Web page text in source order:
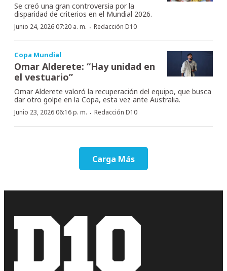
Se creó una gran controversia por la
disparidad de criterios en el Mundial 2026.
Junio 24, 2026 07:20 a. m. · Redacción D10
Copa Mundial
Omar Alderete: “Hay unidad en
el vestuario”
Omar Alderete valoró la recuperación del equipo, que busca
dar otro golpe en la Copa, esta vez ante Australia.
Junio 23, 2026 06:16 p. m. · Redacción D10
Carga Más